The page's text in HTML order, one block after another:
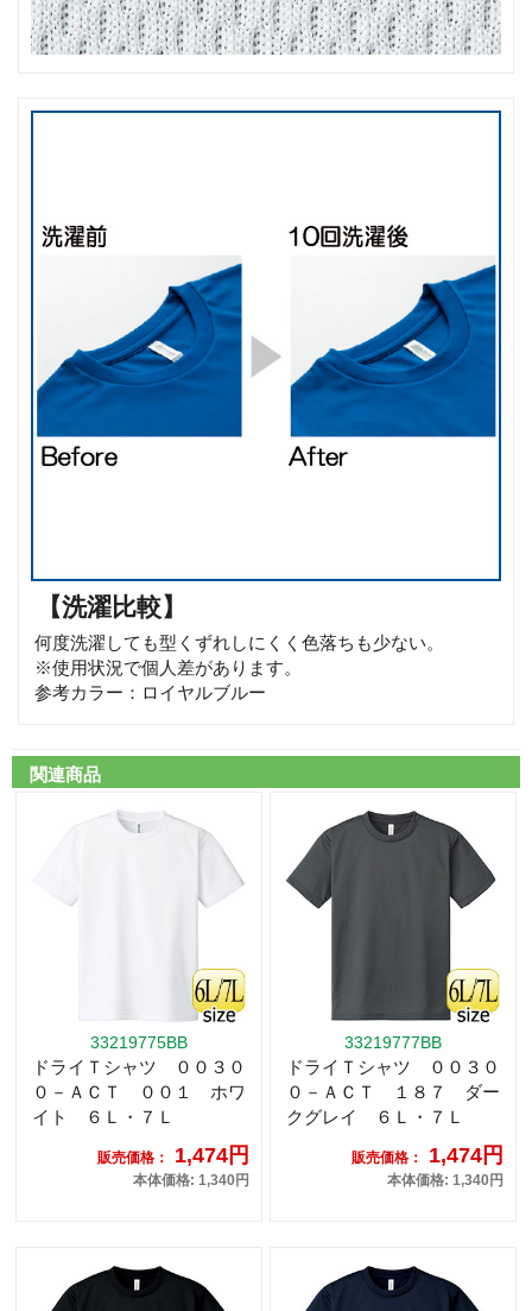
【洗濯比較】
何度洗濯しても型くずれしにくく色落ちも少ない。
※使用状況で個人差があります。
参考カラー：ロイヤルブルー
関連商品
33219775BB
ドライＴシャツ ００３０
０－ＡＣＴ ００１ ホワ
イト ６Ｌ・７Ｌ
販売価格： 1,474円
本体価格: 1,340円
33219777BB
ドライＴシャツ ００３０
０－ＡＣＴ １８７ ダー
クグレイ ６Ｌ・７Ｌ
販売価格： 1,474円
本体価格: 1,340円